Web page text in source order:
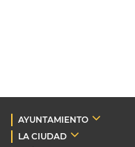
AYUNTAMIENTO
LA CIUDAD